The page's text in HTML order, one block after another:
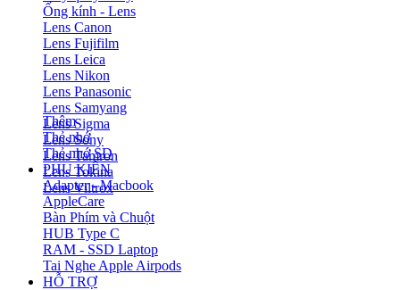
Ống kính - Lens
Lens Canon
Lens Fujifilm
Lens Leica
Lens Nikon
Lens Panasonic
Lens Samyang
Lens Sigma
Lens Sony
Lens Tamron
Lens Tokina
Lens Viltrox
Thêm
Thẻ nhớ
Thẻ nhớ SD
PHỤ KIỆN
Adapter - Macbook
AppleCare
Bàn Phím và Chuột
HUB Type C
RAM - SSD Laptop
Tai Nghe Apple Airpods
HỖ TRỢ